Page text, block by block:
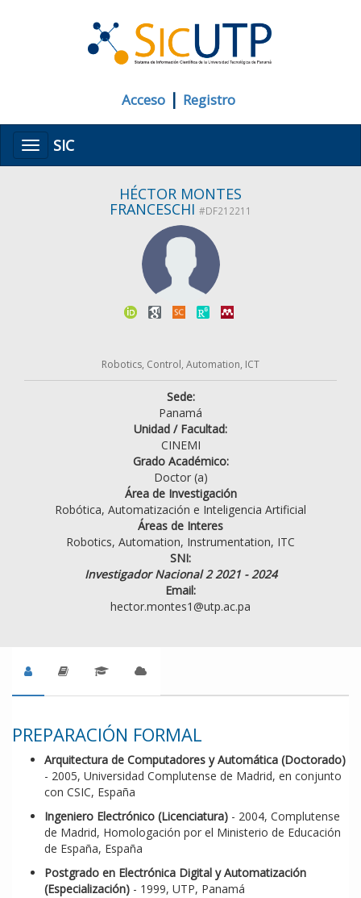
Acceso | Registro
MenúSIC
HÉCTOR MONTES
FRANCESCHI #DF212211
Robotics, Control, Automation, ICT
Sede:
Panamá
Unidad / Facultad:
CINEMI
Grado Académico:
Doctor (a)
Área de Investigación
Robótica, Automatización e Inteligencia Artificial
Áreas de Interes
Robotics, Automation, Instrumentation, ITC
SNI:
Investigador Nacional 2 2021 - 2024
Email:
hector.montes1@utp.ac.pa
PREPARACIÓN FORMAL
Arquitectura de Computadores y Automática (Doctorado)
- 2005, Universidad Complutense de Madrid, en conjunto
con CSIC, España
Ingeniero Electrónico (Licenciatura) - 2004, Complutense
de Madrid, Homologación por el Ministerio de Educación
de España, España
Postgrado en Electrónica Digital y Automatización
(Especialización) - 1999, UTP, Panamá